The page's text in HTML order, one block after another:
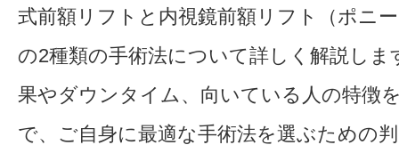
式前額リフトと内視鏡前額リフト（ポニ
の2種類の手術法について詳しく解説しま
果やダウンタイム、向いている人の特徴
で、ご自身に最適な手術法を選ぶための